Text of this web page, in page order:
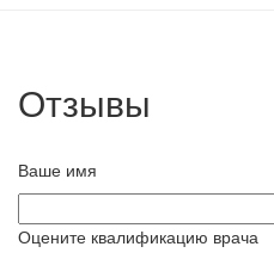
Отзывы
Ваше имя
Оцените квалификацию врача